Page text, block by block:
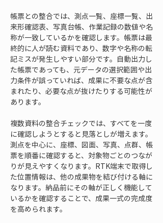
帳票との整合では、測点一覧、座標一覧、出
来形確認表、写真台帳、作業記録の数値や名
称が一致しているかを確認します。帳票は最
終的に人が読む資料であり、数字や名称の転
記ミスが発生しやすい部分です。自動出力し
た帳票であっても、元データの選択範囲や出
力条件が誤っていれば、成果に不要な点が含
まれたり、必要な点が抜けたりする可能性が
あります。
複数資料の整合チェックでは、すべてを一度
に確認しようとすると見落としが増えます。
測点を中心に、座標、図面、写真、点群、帳
票を順番に確認すると、対象物ごとのつなが
りが見えやすくなります。RTK端末で取得し
た位置情報は、他の成果物を結び付ける軸に
なります。納品前にその軸が正しく機能して
いるかを確認することで、成果一式の完成度
を高められます。